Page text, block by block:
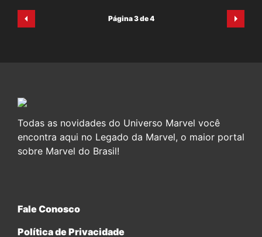
Página 3 de 4
Todas as novidades do Universo Marvel você
encontra aqui no Legado da Marvel, o maior portal
sobre Marvel do Brasil!
Fale Conosco
Política de Privacidade